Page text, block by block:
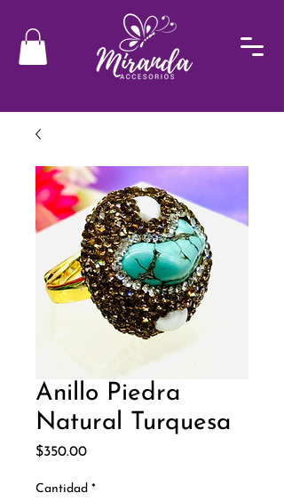
Anillo Piedra
Natural Turquesa
$350.00Precio
Cantidad *